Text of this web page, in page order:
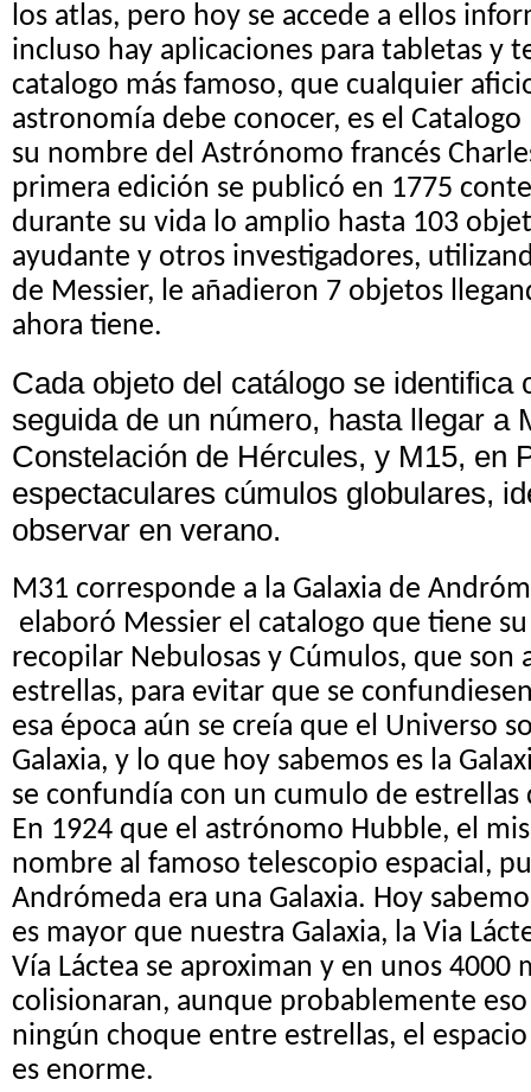
los atlas, pero hoy se accede a ellos
incluso hay aplicaciones para tabletas y
catalogo más famoso, que cualquier
astronomía debe conocer, es el
su nombre del Astrónomo francés
primera edición se publicó en 1775
durante su vida lo amplio hasta 103
ayudante y otros investigadores,
de Messier, le añadieron 7 objetos
ahora tiene.
Cada objeto del catálogo se identifica
seguida de un número, hasta llegar a
Constelación de Hércules, y M15, en
espectaculares cúmulos globulares,
observar en verano.
M31 corresponde a la Galaxia de
elaboró Messier el catalogo que tiene
recopilar Nebulosas y Cúmulos, que son
estrellas, para evitar que se
esa época aún se creía que el Universo
Galaxia, y lo que hoy sabemos es la
se confundía con un cumulo de estrellas
En 1924 que el astrónomo Hubble, el
nombre al famoso telescopio espacial,
Andrómeda era una Galaxia. Hoy
es mayor que nuestra Galaxia, la Via
Vía Láctea se aproximan y en unos 4000
colisionaran, aunque probablemente
ningún choque entre estrellas, el
es enorme.